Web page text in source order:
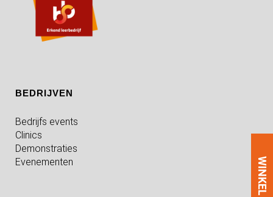
WINKEL
BEDRIJVEN
Bedrijfs events
Clinics
Demonstraties
Evenementen